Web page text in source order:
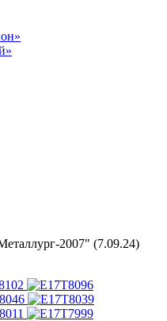
2007" (7.09.24)